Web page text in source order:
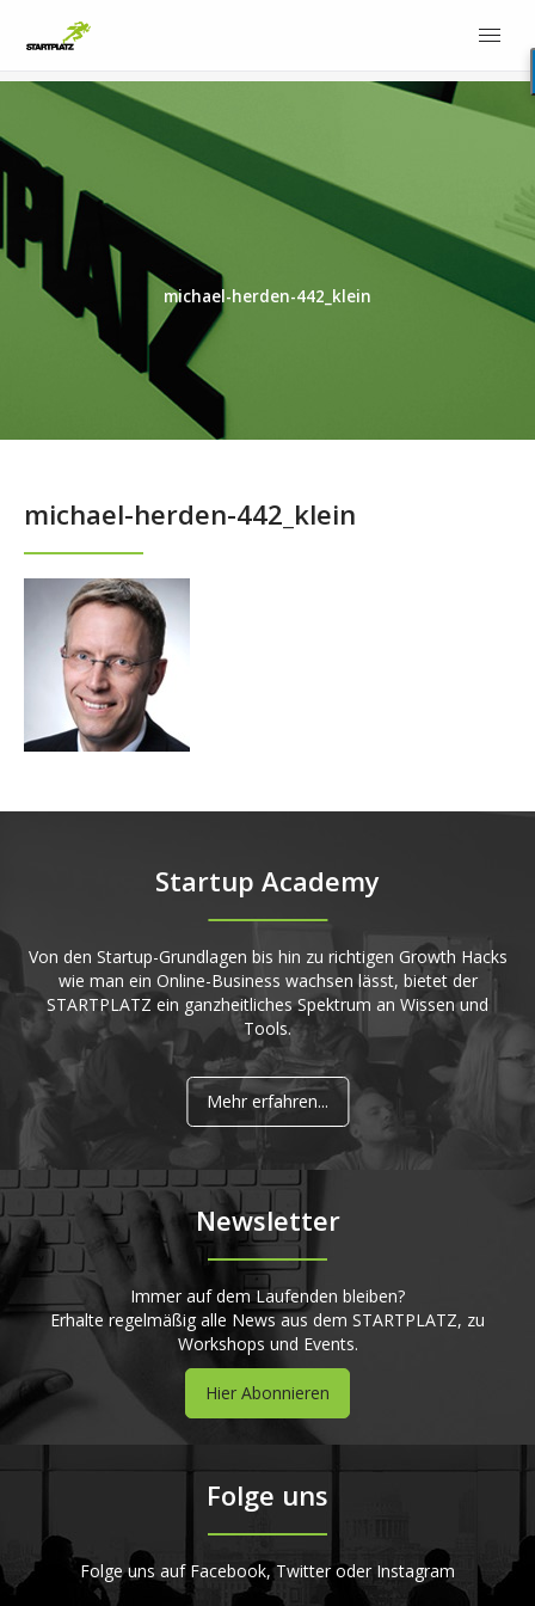
michael-herden-442_klein
michael-herden-442_klein
Startup Academy
Von den Startup-Grundlagen bis hin zu richtigen Growth Hacks
wie man ein Online-Business wachsen lässt, bietet der
STARTPLATZ ein ganzheitliches Spektrum an Wissen und
Tools.
Mehr erfahren...
Newsletter
Immer auf dem Laufenden bleiben?
Erhalte regelmäßig alle News aus dem STARTPLATZ, zu
Workshops und Events.
Hier Abonnieren
Folge uns
Folge uns auf Facebook, Twitter oder Instagram